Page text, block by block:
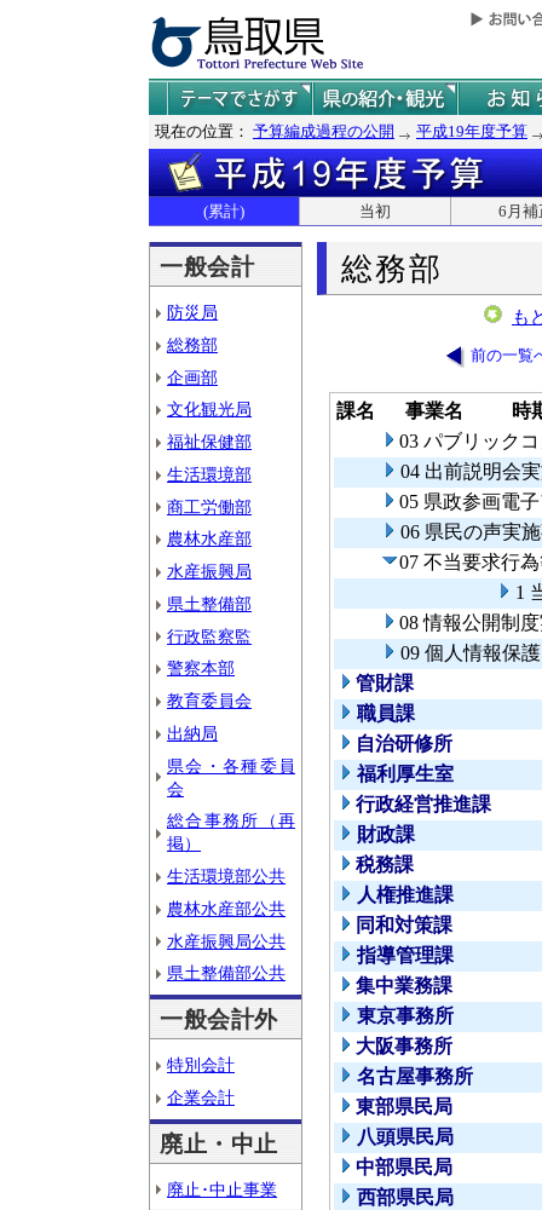
現在の位置： 予算編成過程の公開 平成19年度予算
(累計) 当初 6月補
一般会計
防災局
総務部
企画部
文化観光局
福祉保健部
生活環境部
商工労働部
農林水産部
水産振興局
県土整備部
行政監察監
警察本部
教育委員会
出納局
県会・各種委員
会
総合事務所（再
掲）
生活環境部公共
農林水産部公共
水産振興局公共
県土整備部公共
一般会計外
特別会計
企業会計
廃止・中止
廃止･中止事業
総務部
も
前の一覧
課名 事業名
時
03 パブリック
04 出前説明会
05 県政参画電
06 県民の声実
07 不当要求行
1
08 情報公開制
09 個人情報保
管財課
職員課
自治研修所
福利厚生室
行政経営推進課
財政課
税務課
人権推進課
同和対策課
指導管理課
集中業務課
東京事務所
大阪事務所
名古屋事務所
東部県民局
八頭県民局
中部県民局
西部県民局